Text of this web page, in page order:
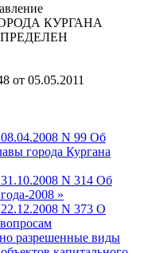
КУРГАНА
от 05.05.2011
N 99 Об
города Кургана
N 314 Об
2008 »
N 373 О
разрешенные виды